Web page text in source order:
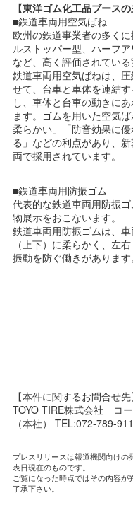
【東洋ゴム化工品ブース
■鉄道車両用空気ばね
欧州の鉄道事業者の多く
ルストッパー型、ハーフ
など、高く評価されてい
鉄道車両用空気ばねは、
せて、台車と車体を連結
し、車体と台車の動きに
ます。ゴムを用いた空気
柔らかい」「防音効果に
る」などの利点があり、
両で採用されています。
■鉄道車両用防振ゴム
代表的な鉄道車両用防振
物展示をおこないます。
鉄道車両用防振ゴムは、
（上下）に柔らかく、左
振動を防ぐ働きがあります
【本件に関するお問合せ先
TOYO TIRE株式会社 コ
（本社） TEL:072-789-
プレスリリースは報道機関向け
表日現在のものです。
ご覧になった時点ではその内容
了承下さい。